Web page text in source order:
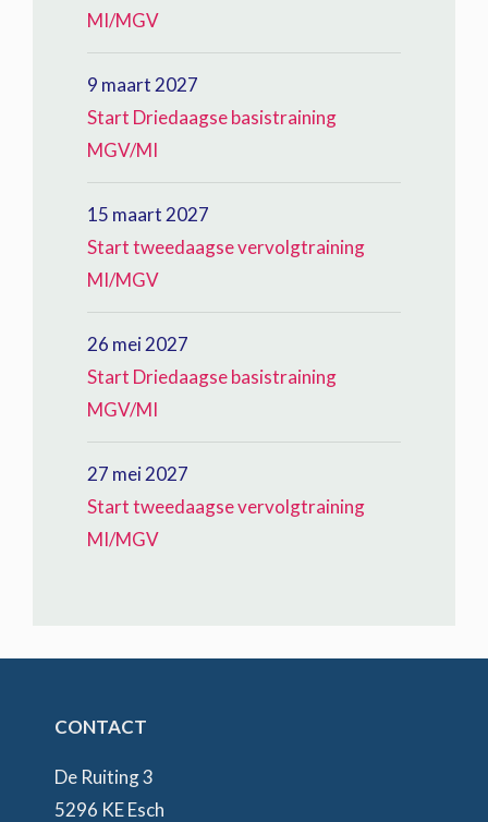
MI/MGV
9 maart 2027
Start Driedaagse basistraining
MGV/MI
15 maart 2027
Start tweedaagse vervolgtraining
MI/MGV
26 mei 2027
Start Driedaagse basistraining
MGV/MI
27 mei 2027
Start tweedaagse vervolgtraining
MI/MGV
CONTACT
De Ruiting 3
5296 KE Esch